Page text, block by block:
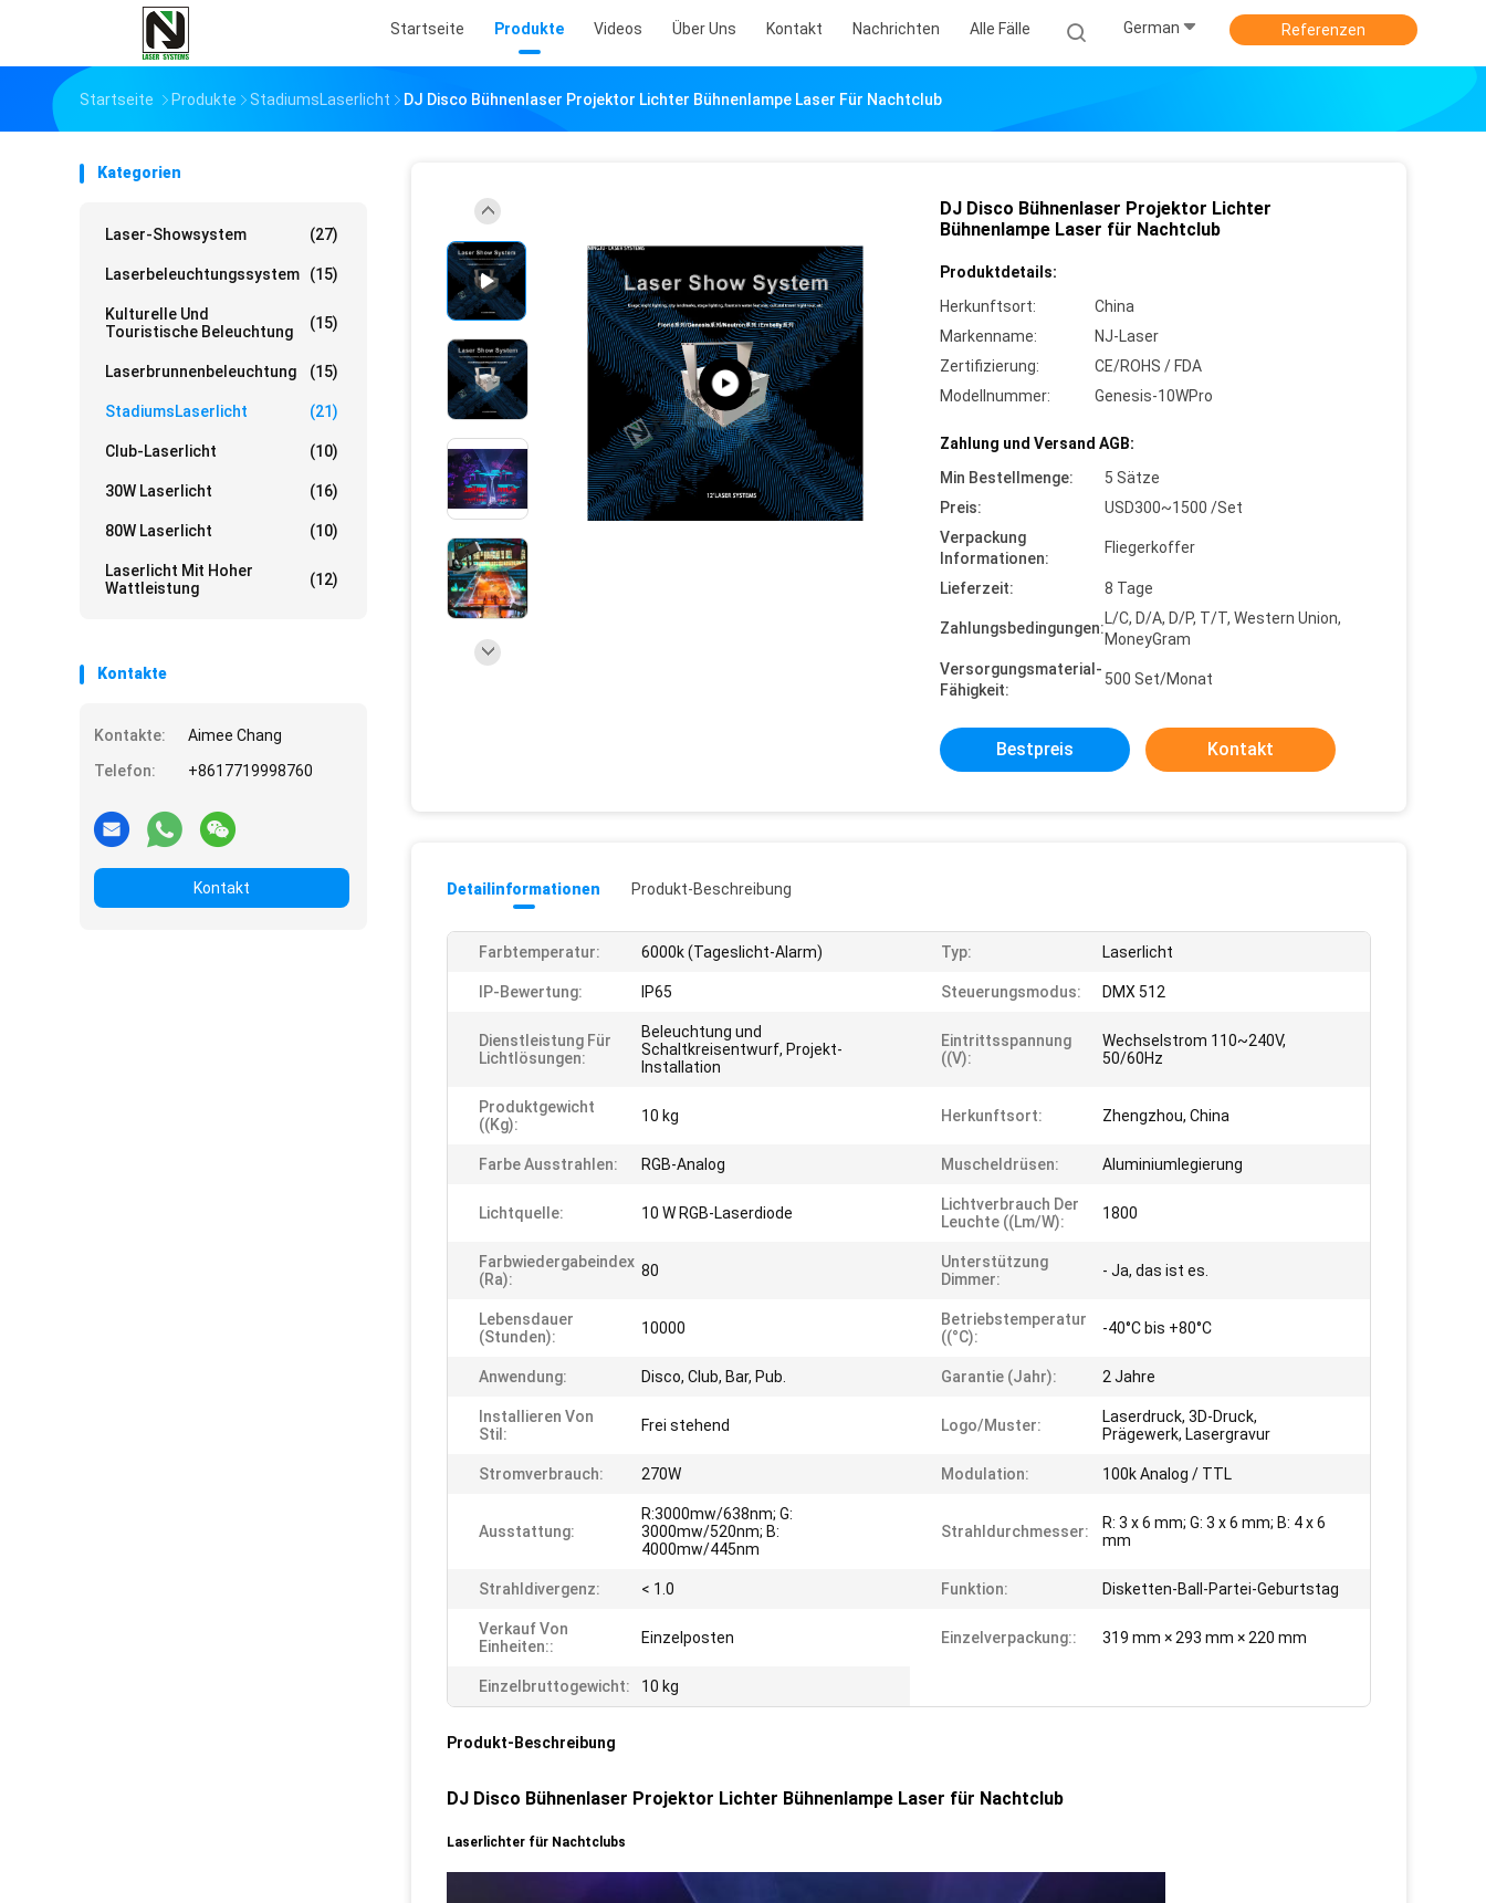
Startseite Produkte Videos Über Uns Kontakt Nachrichten Alle Fälle German Referenzen
Startseite Produkte StadiumsLaserlicht DJ Disco Bühnenlaser Projektor Lichter Bühnenlampe Laser Für Nachtclub
Kategorien
Laser-Showsystem (27)
Laserbeleuchtungssystem (15)
Kulturelle Und
Touristische Beleuchtung
(15)
Laserbrunnenbeleuchtung (15)
StadiumsLaserlicht (21)
Club-Laserlicht (10)
30W Laserlicht (16)
80W Laserlicht (10)
Laserlicht Mit Hoher
Wattleistung
(12)
Kontakte
Kontakte:
Aimee Chang
Telefon:
+8617719998760
Kontakt
DJ Disco Bühnenlaser Projektor Lichter
Bühnenlampe Laser für Nachtclub
Produktdetails:
Herkunftsort:
China
Markenname:
NJ-Laser
Zertifizierung:
CE/ROHS / FDA
Modellnummer:
Genesis-10WPro
Zahlung und Versand AGB:
Min Bestellmenge:
5 Sätze
Preis:
USD300~1500 /Set
Verpackung
Informationen:
Fliegerkoffer
Lieferzeit: 8 Tage
Zahlungsbedingungen:
L/C, D/A, D/P, T/T, Western Union,
MoneyGram
Versorgungsmaterial-
Fähigkeit:
500 Set/Monat
Bestpreis Kontakt
Detailinformationen Produkt-Beschreibung
Farbtemperatur: 6000k (Tageslicht-Alarm) Typ: Laserlicht
IP-Bewertung: IP65 Steuerungsmodus: DMX 512
Dienstleistung Für
Lichtlösungen:
Beleuchtung und
Schaltkreisentwurf, Projekt-
Installation
Eintrittsspannung
((V):
Wechselstrom 110~240V,
50/60Hz
Produktgewicht
((kg):
10 kg Herkunftsort: Zhengzhou, China
Farbe Ausstrahlen: RGB-Analog Muscheldrüsen: Aluminiumlegierung
Lichtquelle: 10 W RGB-Laserdiode
Lichtverbrauch Der
Leuchte ((lm/w):
1800
Farbwiedergabeindex
(Ra):
80
Unterstützung
Dimmer:
- Ja, das ist es.
Lebensdauer
(Stunden):
10000
Betriebstemperatur
((°C):
-40°C bis +80°C
Anwendung: Disco, Club, Bar, Pub. Garantie (Jahr): 2 Jahre
Installieren Von
Stil:
Frei stehend Logo/Muster:
Laserdruck, 3D-Druck,
Prägewerk, Lasergravur
Stromverbrauch: 270W Modulation: 100k Analog / TTL
Ausstattung:
R:3000mw/638nm; G:
3000mw/520nm; B:
4000mw/445nm
Strahldurchmesser:
R: 3 x 6 mm; G: 3 x 6 mm; B: 4 x 6
mm
Strahldivergenz: < 1.0 Funktion: Disketten-Ball-Partei-Geburtstag
Verkauf Von
Einheiten::
Einzelposten Einzelverpackung:: 319 mm × 293 mm × 220 mm
Einzelbruttogewicht: 10 kg
Produkt-Beschreibung
DJ Disco Bühnenlaser Projektor Lichter Bühnenlampe Laser für Nachtclub
Laserlichter für Nachtclubs